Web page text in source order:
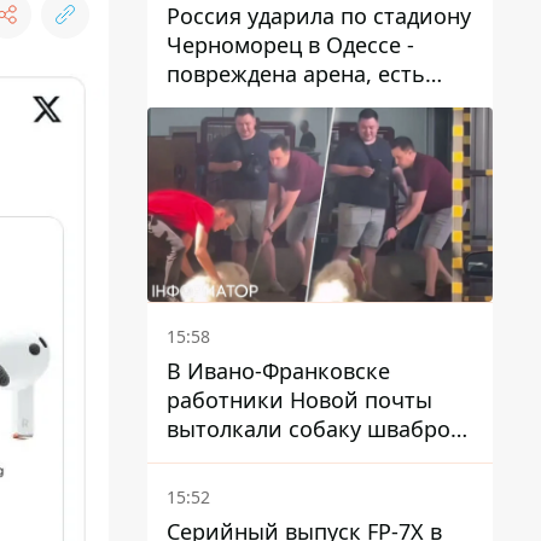
Россия ударила по стадиону
Черноморец в Одессе -
повреждена арена, есть
пострадавший
15:58
В Ивано-Франковске
работники Новой почты
вытолкали собаку шваброй
в 37-градусную жару -
реакция компании
15:52
Серийный выпуск FP-7X в